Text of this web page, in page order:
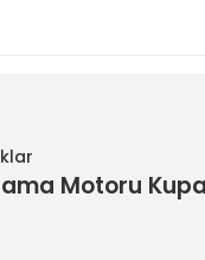
Motoru Kupa